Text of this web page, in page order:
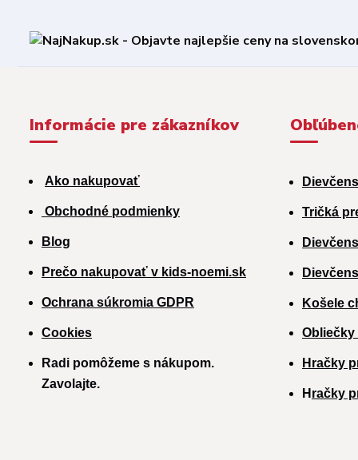
Informácie pre zákazníkov
Ako nakupovať
Obchodné podmienky
Blog
Prečo nakupovať v kids-noemi.sk
Ochrana súkromia GDPR
Cookies
Radi pomôžeme s nákupom.
Zavolajte.
Tričká
Košele
Hračky
H račky